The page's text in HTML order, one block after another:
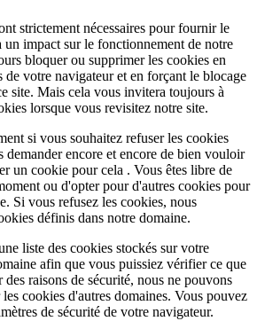
strictement nécessaires pour fournir le
un impact sur le fonctionnement de notre
bloquer ou supprimer les cookies en
de votre navigateur et en forçant le blocage
site. Mais cela vous invitera toujours à
lorsque vous revisitez notre site.
si vous souhaitez refuser les cookies
demander encore et encore de bien vouloir
un cookie pour cela . Vous êtes libre de
ou d'opter pour d'autres cookies pour
Si vous refusez les cookies, nous
définis dans notre domaine.
liste des cookies stockés sur votre
afin que vous puissiez vérifier ce que
raisons de sécurité, nous ne pouvons
cookies d'autres domaines. Vous pouvez
de sécurité de votre navigateur.